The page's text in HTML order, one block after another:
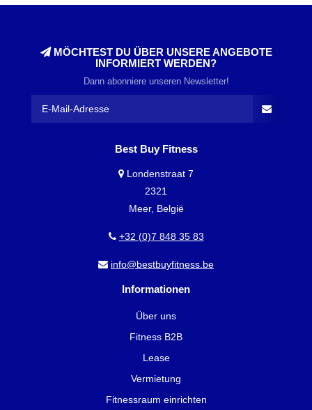
MÖCHTEST DU ÜBER UNSERE ANGEBOTE
INFORMIERT WERDEN?
Dann abonniere unseren Newsletter!
Best Buy Fitness
Londenstraat 7
2321
Meer, België
+32 (0)7 848 35 83
info@bestbuyfitness.be
Informationen
Über uns
Fitness B2B
Lease
Vermietung
Fitnessraum einrichten